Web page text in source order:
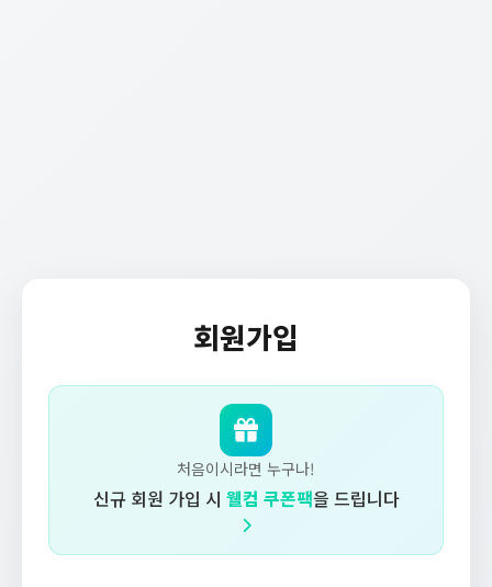
회원가입
처음이시라면 누구나!
신규 회원 가입 시 웰컴 쿠폰팩을 드립니다